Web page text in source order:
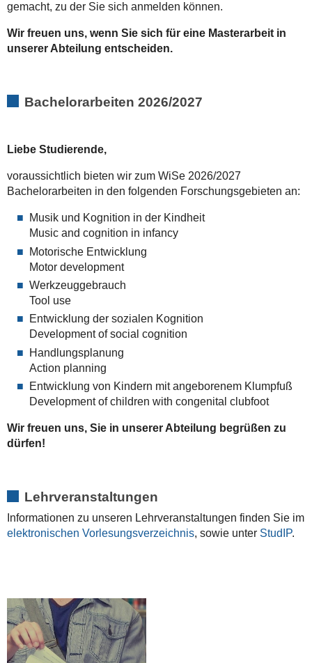
gemacht, zu der Sie sich anmelden können.
Wir freuen uns, wenn Sie sich für eine Masterarbeit in
unserer Abteilung entscheiden.
Bachelorarbeiten 2026/2027
Liebe Studierende,
voraussichtlich bieten wir zum WiSe 2026/2027
Bachelorarbeiten in den folgenden Forschungsgebieten an:
Musik und Kognition in der Kindheit
Music and cognition in infancy
Motorische Entwicklung
Motor development
Werkzeuggebrauch
Tool use
Entwicklung der sozialen Kognition
Development of social cognition
Handlungsplanung
Action planning
Entwicklung von Kindern mit angeborenem Klumpfuß
Development of children with congenital clubfoot
Wir freuen uns, Sie in unserer Abteilung begrüßen zu
dürfen!
Lehrveranstaltungen
Informationen zu unseren Lehrveranstaltungen finden Sie im
elektronischen Vorlesungsverzeichnis, sowie unter StudIP.